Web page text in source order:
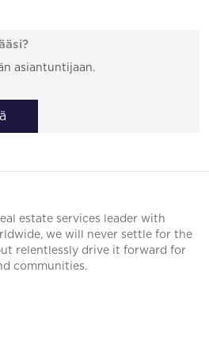
asiantuntijaan.
estate services leader with
we will never settle for the
relentlessly drive it forward for
communities.